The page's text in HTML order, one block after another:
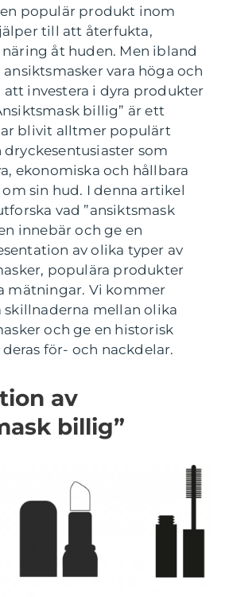
populär produkt inom
till att återfukta,
åt huden. Men ibland
vara höga och
att investera i dyra produkter
billig” är ett
blivit alltmer populärt
som
ekonomiska och hållbara
sin hud. I denna artikel
vad ”ansiktsmask
innebär och ge en
av olika typer av
populära produkter
mätningar. Vi kommer
skillnaderna mellan olika
och ge en historisk
för- och nackdelar.
av
billig”